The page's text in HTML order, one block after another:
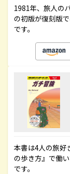
1981年、旅人の
の初版が復刻版
です。
本書は4人の旅好
の歩き方』で働
です。